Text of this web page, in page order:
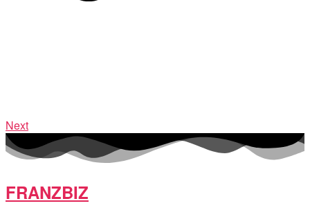
Next
FRANZBIZ